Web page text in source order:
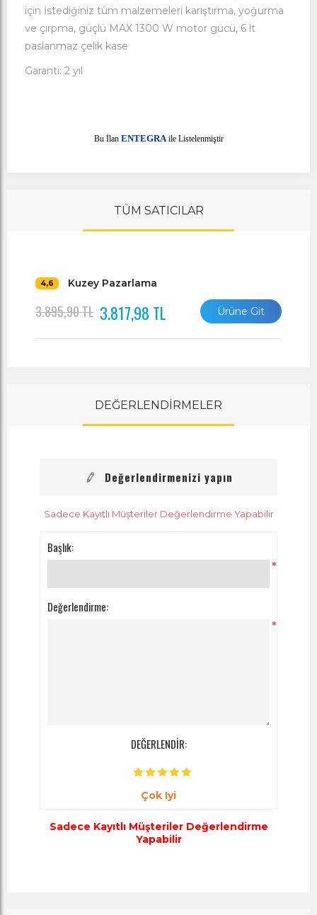
için İstediğiniz tüm malzemeleri karıştırma, yoğurma
ve çırpma, güçlü MAX 1300 W motor gücü, 6 lt
paslanmaz çelik kase
Garanti: 2 yıl
Bu İlan ENTEGRAile Listelenmiştir
TÜM SATICILAR
4,6 Kuzey Pazarlama
3.895,90 TL 3.817,98 TL Ürüne Git
DEĞERLENDİRMELER
Değerlendirmenizi yapın
Sadece Kayıtlı Müşteriler Değerlendirme Yapabilir
Başlık:
*
Değerlendirme:
*
DEĞERLENDİR:
Çok Iyi
Sadece Kayıtlı Müşteriler Değerlendirme
Yapabilir